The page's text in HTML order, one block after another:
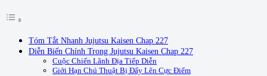
Tóm Tắt Nhanh Jujutsu Kaisen Chap 227
Diễn Biến Chính Trong Jujutsu Kaisen Chap 227
Cuộc Chiến Lãnh Địa Tiếp Diễn
Giới Hạn Chú Thuật Bị Đẩy Lên Cực Điểm